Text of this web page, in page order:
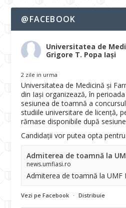
@FACEBOOK
Universitatea de
Grigore T. Popa Iași
2 zile in urma
Universitatea de Medicină și
din Iași organizează, în
sesiunea de toamnă a
studiile universitare de licență,
rămase disponibile după
Candidații vor putea opta
Admiterea de toamnă la
news.umfiasi.ro
Admiterea de toamnă la UMF
Vezi pe Facebook · Distribuie